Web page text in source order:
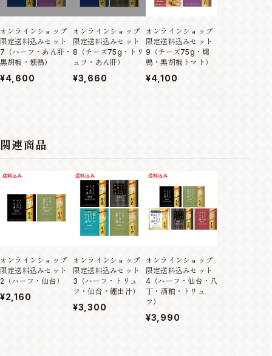
オンラインショップ
限定送料込みセット
7（ハーフ・あん肝・
黒胡椒・燻鴨）
¥4,600
オンラインショップ
限定送料込みセット
8（チーズ75g・トリ
ュフ・あん肝）
¥3,660
オンラインショップ
限定送料込みセット
9（チーズ75g・燻
鴨・黒胡椒トマト）
¥4,100
関連商品
オンラインショップ
限定送料込みセット
2（ハーフ・仙台）
¥2,160
オンラインショップ
限定送料込みセット
3（ハーフ・トリュ
フ・仙台・鰹出汁）
¥3,300
オンラインショップ
限定送料込みセット
4（ハーフ・仙台・八
丁・酒粕・トリュ
フ）
¥3,990